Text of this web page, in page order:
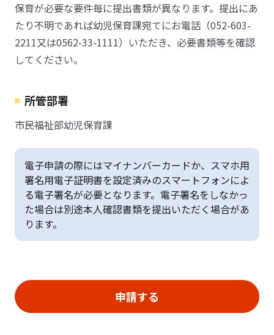
保育が必要な要件毎に提出書類が異なります。提出にあ
たり不明であれば幼児保育課宛てにお電話（052-603-
2211又は0562-33-1111）いただき、必要書類等を確認
してください。
所管部署
市民福祉部幼児保育課
電子申請の際にはマイナンバーカードか、スマホ用
署名用電子証明書を設定済みのスマートフォンによ
る電子署名が必要となります。電子署名をしなかっ
た場合は別途本人確認書類を提出いただく場合があ
ります。